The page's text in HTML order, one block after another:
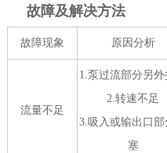
故障及解决方法
故障现象 原因分析
流量不足
1.泵过流部分另
2.转速不足
3.吸入或输出口部
塞